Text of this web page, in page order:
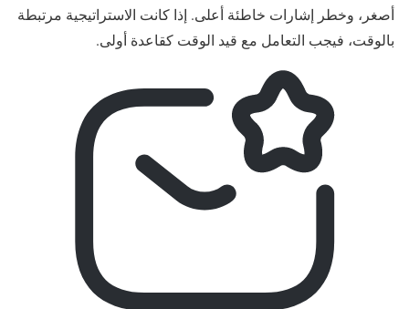
أصغر، وخطر إشارات خاطئة أعلى. إذا كانت الاستراتيجية مرتبطة
بالوقت، فيجب التعامل مع قيد الوقت كقاعدة أولى.